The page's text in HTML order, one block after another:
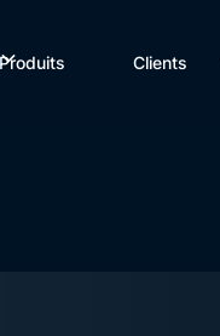
Produits Clients